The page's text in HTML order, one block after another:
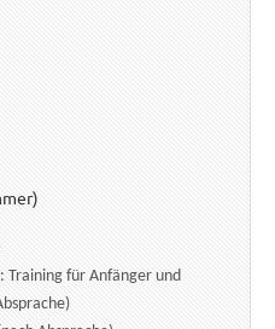
Training für Anfänger und